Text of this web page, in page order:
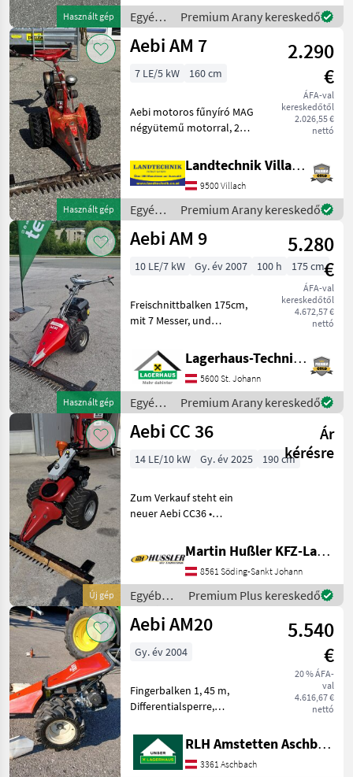
Használt gép
hengerek mindössze kb. 5
üzemórát voltak használ
Egyéb
mezőgazdasági
erőgépek
Premium Arany kereskedő
Használt gép
Aebi AM 7
2.290
€
ÁFA-val
kereskedőtől
2.026,55 €
nettó
7 LE/5 kW 160 cm
Aebi motoros fűnyíró MAG
négyütemű motorral, 2
fokozatú sebességváltóval,
1, 60 m-es vágókerettel,
ikerkerékkel ellátott
gumiabroncsokkal, ill
Landtechnik Villach GmbH
9500 Villach
Egyéb
mezőgazdasági
erőgépek
Premium Arany kereskedő
Használt gép
Aebi AM 9
5.280
€
ÁFA-val
kereskedőtől
4.672,57 €
nettó
10 LE/7 kW Gy. év 2007 100 h 175 cm
Freischnittbalken 175cm,
mit 7 Messer, und
und Gitterräder, Motor mit
9, 5 PS, Service vor kurzem
gemacht, Guter Zustand
Kaufpreis inkl. 13% Mw
Lagerhaus-Technik St. Johann
5600 St. Johann
Egyéb
mezőgazdasági
erőgépek
Premium Arany kereskedő
Új gép
Aebi CC 36
Ár
kérésre
14 LE/10 kW Gy. év 2025 190 cm
Zum Verkauf steht ein
neuer Aebi CC36 •
Fahrantrieb • 3
Geschwindigkeitsstufen •
Freischnittbalken A83 - 1.90
m -inkl. Reservemesser • 1
Paar G
Martin Hußler KFZ-Landtechnik
8561 Söding-Sankt Johann
Egyéb
mezőgazdasági
erőgépek
Premium Plus kereskedő
Aebi AM20
5.540
€
20 % ÁFA-
val
4.616,67 €
nettó
Gy. év 2004
Fingerbalken 1, 45 m,
Differentialsperre,
PS Kaszaujjas gerendely,
Differenciálzár Egyéb
mezőgazdasági erőgépek
RLH Amstetten Aschbach
3361 Aschbach